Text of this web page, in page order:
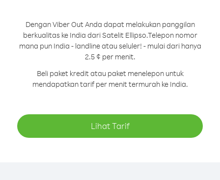
Dengan Viber Out Anda dapat melakukan panggilan
berkualitas ke India dari Satelit Ellipso.Telepon nomor
mana pun India - landline atau seluler! - mulai dari hanya
2.5 ¢ per menit.
Beli paket kredit atau paket menelepon untuk
mendapatkan tarif per menit termurah ke India.
Lihat Tarif